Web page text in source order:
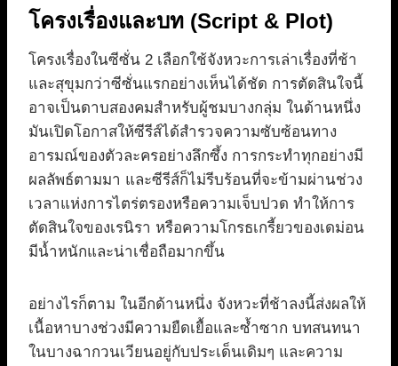
โครงเรื่องและบท (Script & Plot)
โครงเรื่องในซีซั่น 2 เลือกใช้จังหวะการเล่าเรื่องที่ช้า
และสุขุมกว่าซีซั่นแรกอย่างเห็นได้ชัด การตัดสินใจนี้
อาจเป็นดาบสองคมสำหรับผู้ชมบางกลุ่ม ในด้านหนึ่ง
มันเปิดโอกาสให้ซีรีส์ได้สำรวจความซับซ้อนทาง
อารมณ์ของตัวละครอย่างลึกซึ้ง การกระทำทุกอย่างมี
ผลลัพธ์ตามมา และซีรีส์ก็ไม่รีบร้อนที่จะข้ามผ่านช่วง
เวลาแห่งการไตร่ตรองหรือความเจ็บปวด ทำให้การ
ตัดสินใจของเรนิรา หรือความโกรธเกรี้ยวของเดม่อน
มีน้ำหนักและน่าเชื่อถือมากขึ้น
อย่างไรก็ตาม ในอีกด้านหนึ่ง จังหวะที่ช้าลงนี้ส่งผลให้
เนื้อหาบางช่วงมีความยืดเยื้อและซ้ำซาก บทสนทนา
ในบางฉากวนเวียนอยู่กับประเด็นเดิมๆ และความ